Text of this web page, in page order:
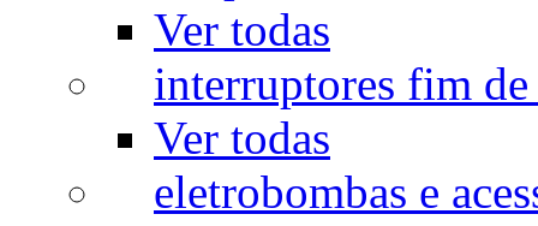
Ver todas
interruptores fim de
Ver todas
eletrobombas e